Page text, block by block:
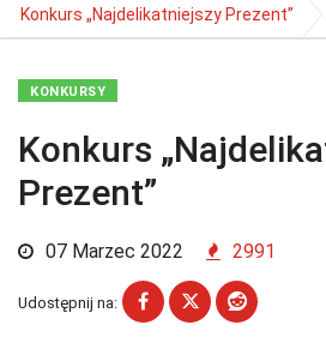
Konkurs „Najdelikatniejszy Prezent”
KONKURSY
Konkurs
Prezent”
07 Marzec 2022 2991
Udostępnij na: